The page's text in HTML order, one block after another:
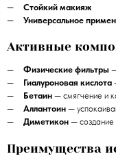
Стойкий макияж
Универсальное
Активные
Физические фильтры
Гиалуроновая кислота
Бетаин — смягчение и
Аллантоин —
Диметикон — создание
Преимущества